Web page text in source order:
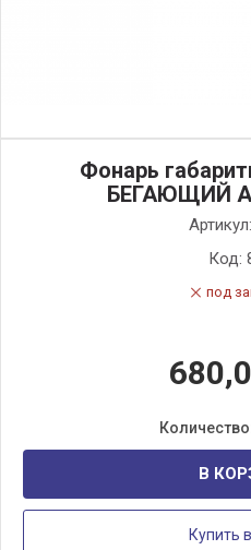
Фонарь
БЕГАЮЩИЙ
Артикул:
Код:
под
В
Купить